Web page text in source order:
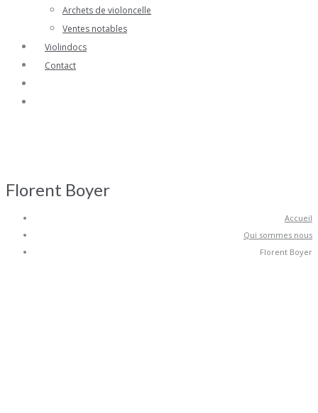
Archets de violoncelle
Ventes notables
Violindocs
Contact
Florent Boyer
Accueil
Qui sommes nous
Florent Boyer